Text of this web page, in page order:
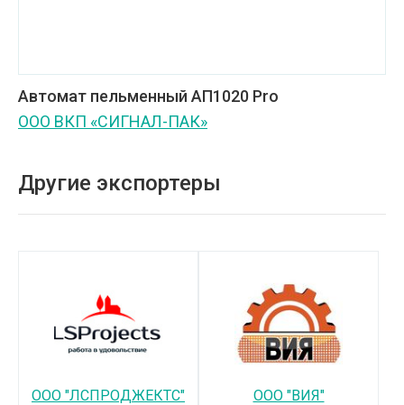
Автомат пельменный АП1020 Pro
ООО ВКП «СИГНАЛ-ПАК»
Другие экспортеры
ООО "ЛСПРОДЖЕКТС" ООО "ВИЯ"